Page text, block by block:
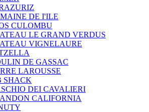
DE I'ILE
CULOMBU
LE GRAND VERDUS
VIGNELAURE
DE GASSAC
LAROUSSE
SHACK
DEI CAVALIERI
CALIFORNIA